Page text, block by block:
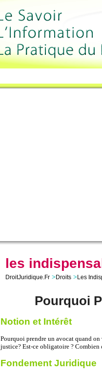
les
DroitJuridique.Fr > Droits > Les
Pourquoi
Notion et Intérêt
Pourquoi prendre un avocat quand
justice? Est-ce obligatoire ?
Fondement Juridique